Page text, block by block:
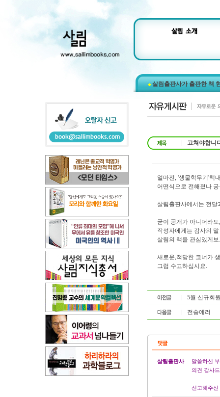
살림출판사가 출판한 책
고쳐야합니
얼마전, '생물학무기'책
어떤식으로 전해졌나
살림출판사에서는 전달
굳이 공개가 아니더라
작성자에게는 감사의
살림의 책을 관심있게
새로운,적당한 코너가
그럼 수고하십시요.
5월 신규회
전송에러
살림출판사
말씀하신
의견 감사
신고해주신